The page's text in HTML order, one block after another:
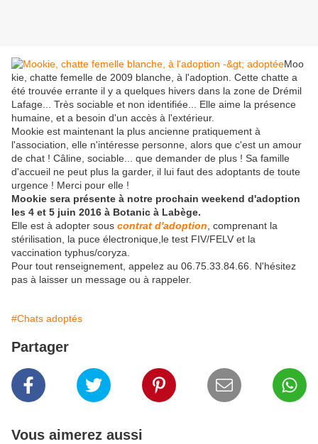
Moo
kie, chatte femelle de 2009 blanche, à l'adoption. Cette chatte a
été trouvée errante il y a quelques hivers dans la zone de Drémil
Lafage... Très sociable et non identifiée... Elle aime la présence
humaine, et a besoin d'un accès à l'extérieur.
Mookie est maintenant la plus ancienne pratiquement à
l'association, elle n'intéresse personne, alors que c'est un amour
de chat ! Câline, sociable... que demander de plus ! Sa famille
d'accueil ne peut plus la garder, il lui faut des adoptants de toute
urgence ! Merci pour elle !
Mookie sera présente à notre prochain weekend d'adoption
les 4 et 5 juin 2016 à Botanic à Labège.
Elle est à adopter sous contrat d'adoption , comprenant la
stérilisation, la puce électronique,le test FIV/FELV et la
vaccination typhus/coryza.
Pour tout renseignement, appelez au 06.75.33.84.66. N'hésitez
pas à laisser un message ou à rappeler.
#Chats adoptés
Partager
Vous aimerez aussi